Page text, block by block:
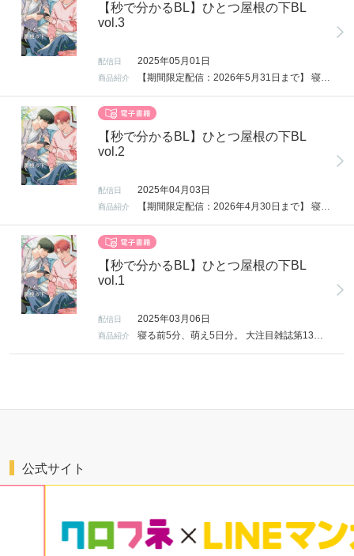
【秒で分かるBL】ひとつ屋根の下BL
vol.3
配信日 2025年05月01日
商品紹介 【期間限定配信：2026年5月31日まで】 寝る前5分、萌え5日分。 大注目雑誌第13弾テーマは「ひとつ屋根の下BL」！ ●ラインナップ● 青木らき 「どうしようもなく愛してよ」 第3話 … 啓杜から迫られ抵抗できない夏芽。快楽に流されそうになって…？ 上田にく 「可愛がらないで、可愛がらせて」 第3話 … 雪成のホスト体験入店が決まって、真弥の親心が発動!? 緒川園原 「恋の色香はわからない」 第3話 … 杉崎の家での居候生活を送る友弦。お互い仕事も忙しくなり…!? 粒乃木つぶ 「ねえ先輩、俺だけ見てよ」 第3話 … 度を越した橘のお世話。森岡の体に異変が現れて!?
【秒で分かるBL】ひとつ屋根の下BL
vol.2
配信日 2025年04月03日
商品紹介 【期間限定配信：2026年4月30日まで】 寝る前5分、萌え5日分。 大注目雑誌第13弾テーマは「ひとつ屋根の下BL」！ ●ラインナップ● 青木らき 「どうしようもなく愛してよ」 第2話 … 啓杜限定で発動してしまうΩのフェロモン。困り果てた夏芽は…？ 上田にく 「可愛がらないで、可愛がらせて」 第2話 … グイグイ来る雪成に戸惑い、無視を決め込む真弥だけど!? 緒川園原 「恋の色香はわからない」 第2話 … 杉崎との同居生活は一筋縄ではいかないようで…？ 粒乃木つぶ 「ねえ先輩、俺だけ見てよ」 第2話 … 橘に囲われる生活は最高！ のはずが、同期に釘をさされて…？
【秒で分かるBL】ひとつ屋根の下BL
vol.1
配信日 2025年03月06日
商品紹介 寝る前5分、萌え5日分。 大注目雑誌第13弾テーマは「ひとつ屋根の下BL」！ vol.1はずっと無料♪ ●ラインナップ● 青木らき 「どうしようもなく愛してよ」 第1話 … ダウナー系ヤンデレ義弟×本能に抗う義兄のド執着オメガバ！ 上田にく 「可愛がらないで、可愛がらせて」 第1話 … 親代わりとして育てた大学生×引退済み伝説ホストのラブコメ開幕！ 緒川園原 「恋の色香はわからない」 第1話 … コミュ障で友達がいない友弦。学生時代の唯一の友達と再会して…!? 粒乃木つぶ 「ねえ先輩、俺だけ見てよ」 第1話 … 生活力皆無な先輩が世話好きな後輩の家に転がり込み…!?
公式サイト